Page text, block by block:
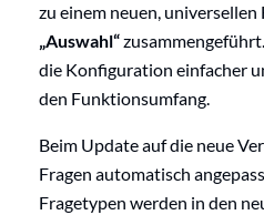
zu einem neuen, universellen
„Auswahl“
die Konfiguration einfacher
den Funktionsumfang.
Beim Update auf die neue
Fragen automatisch
Fragetypen werden in den